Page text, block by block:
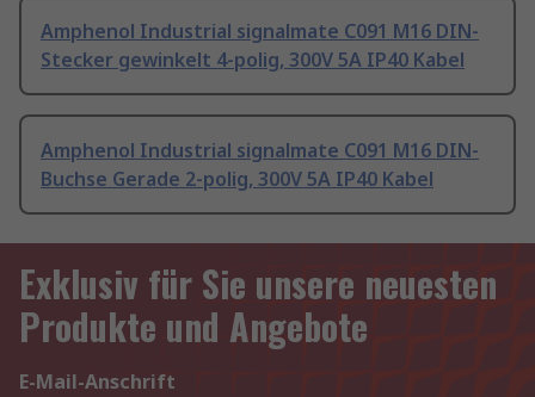
Amphenol Industrial signalmate C091 M16 DIN-
Stecker gewinkelt 4-polig, 300V 5A IP40 Kabel
Amphenol Industrial signalmate C091 M16 DIN-
Buchse Gerade 2-polig, 300V 5A IP40 Kabel
Exklusiv für Sie unsere neuesten
Produkte und Angebote
E-Mail-Anschrift